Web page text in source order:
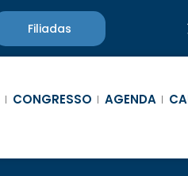
Filiadas
CONGRESSO AGENDA